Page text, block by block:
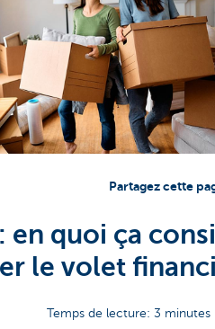
Partagez cette
en quoi ça
le volet
Temps de lecture: 3 minutes